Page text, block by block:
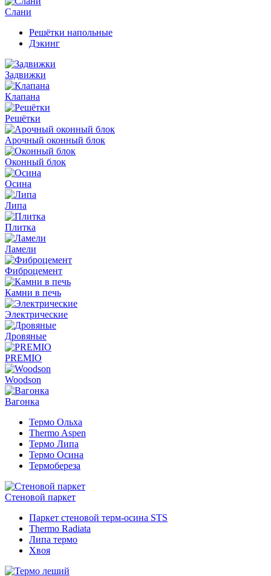
Слани
Решётки напольные
Дэкинг
Задвижки
Клапана
Решётки
Арочный оконный блок
Оконный блок
Осина
Липа
Плитка
Ламели
Фиброцемент
Камни в печь
Электрические
Дровяные
PREMIO
Woodson
Вагонка
Термо Ольха
Thermo Aspen
Термо Липа
Термо Осина
Термобереза
Стеновой паркет
Паркет стеновой терм-осина STS
Thermo Radiata
Липа термо
Хвоя